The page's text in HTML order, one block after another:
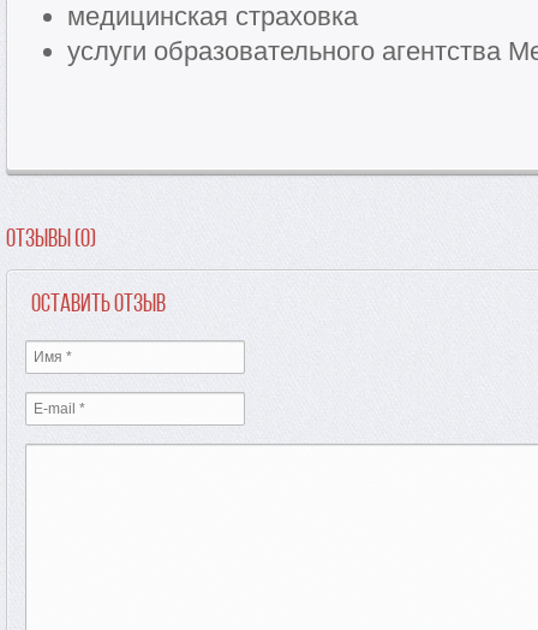
медицинская страховка
услуги образовательного агентства
Отзывы (0)
Оставить отзыв